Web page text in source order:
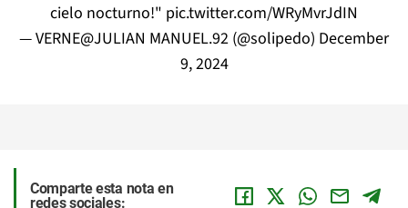
cielo nocturno!" pic.twitter.com/WRyMvrJdIN
— VERNE@JULIAN MANUEL.92 (@solipedo) December
9, 2024
Comparte esta nota en
redes sociales: